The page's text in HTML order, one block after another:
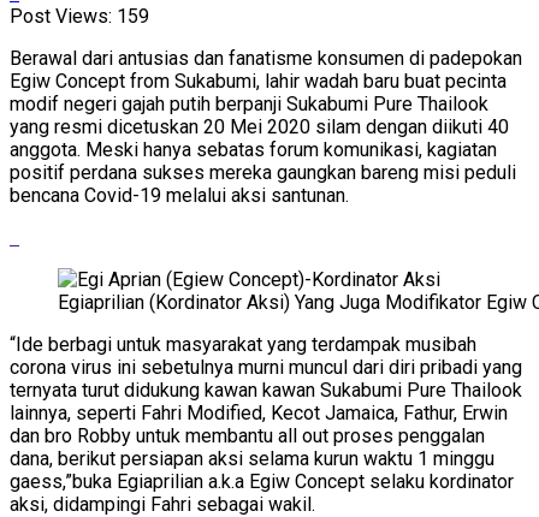
Post Views: 159
Berawal dari antusias dan fanatisme konsumen di padepokan
Egiw Concept from Sukabumi, lahir wadah baru buat pecinta
modif negeri gajah putih berpanji Sukabumi Pure Thailook
yang resmi dicetuskan 20 Mei 2020 silam dengan diikuti 40
anggota. Meski hanya sebatas forum komunikasi, kagiatan
positif perdana sukses mereka gaungkan bareng misi peduli
bencana Covid-19 melalui aksi santunan.
Egiaprilian (Kordinator Aksi) Yang Juga Modifikator Egiw
“Ide berbagi untuk masyarakat yang terdampak musibah
corona virus ini sebetulnya murni muncul dari diri pribadi yang
ternyata turut didukung kawan kawan Sukabumi Pure Thailook
lainnya, seperti Fahri Modified, Kecot Jamaica, Fathur, Erwin
dan bro Robby untuk membantu all out proses penggalan
dana, berikut persiapan aksi selama kurun waktu 1 minggu
gaess,”buka Egiaprilian a.k.a Egiw Concept selaku kordinator
aksi, didampingi Fahri sebagai wakil.